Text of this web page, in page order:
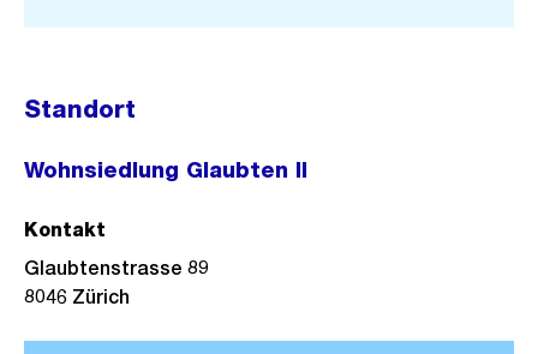
Standort
Wohnsiedlung Glaubten II
Kontakt
Glaubtenstrasse 89
8046 Zürich